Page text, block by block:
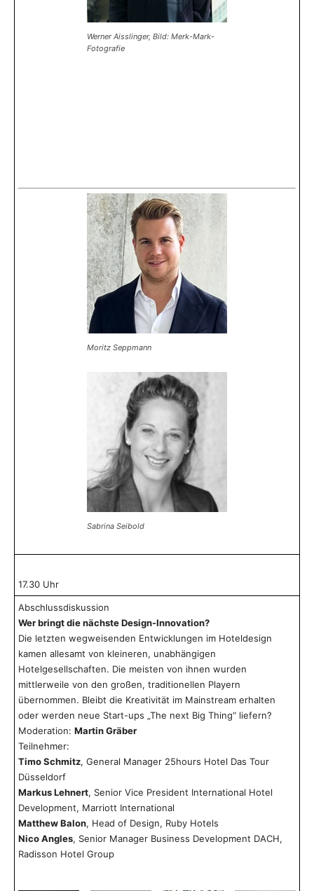
Werner Aisslinger, Bild: Merk-Mark-
Fotografie
Moritz Seppmann
Sabrina Seibold
17.30 Uhr
Abschlussdiskussion
Wer bringt die nächste Design-Innovation?
Die letzten wegweisenden Entwicklungen im Hoteldesign
kamen allesamt von kleineren, unabhängigen
Hotelgesellschaften. Die meisten von ihnen wurden
mittlerweile von den großen, traditionellen Playern
übernommen. Bleibt die Kreativität im Mainstream erhalten
oder werden neue Start-ups „The next Big Thing“ liefern?
Moderation: Martin Gräber
Teilnehmer:
Timo Schmitz, General Manager 25hours Hotel Das Tour
Düsseldorf
Markus Lehnert, Senior Vice President International Hotel
Development, Marriott International
Matthew Balon, Head of Design, Ruby Hotels
Nico Angles, Senior Manager Business Development DACH,
Radisson Hotel Group